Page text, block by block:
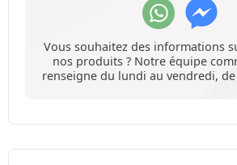
Vous souhaitez des informations
nos produits ? Notre équipe
renseigne du lundi au vendredi, de